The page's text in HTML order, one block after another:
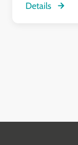
Details